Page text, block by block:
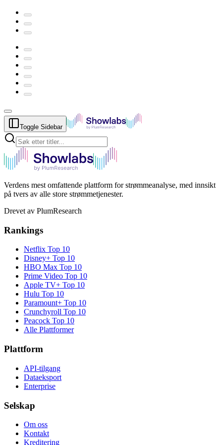
Toggle Sidebar
Verdens mest omfattende plattform for strømmeanalyse, med innsikt
på tvers av alle store strømmetjenester.
Drevet av PlumResearch
Rankings
Netflix Top 10
Disney+ Top 10
HBO Max Top 10
Prime Video Top 10
Apple TV+ Top 10
Hulu Top 10
Paramount+ Top 10
Crunchyroll Top 10
Peacock Top 10
Alle Plattformer
Plattform
API-tilgang
Dataeksport
Enterprise
Selskap
Om oss
Kontakt
Kreditering